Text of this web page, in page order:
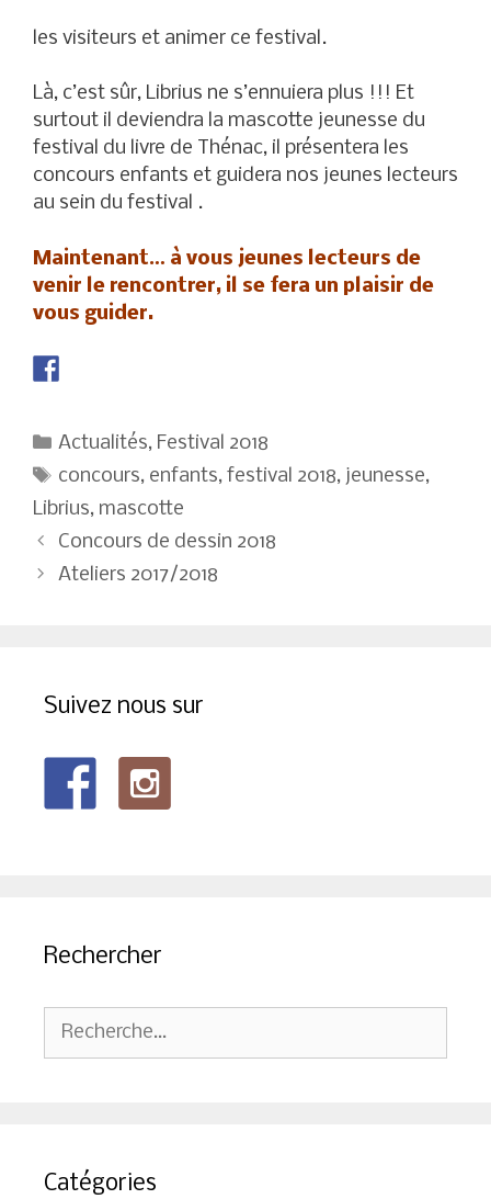
les visiteurs et animer ce festival.
Là, c’est sûr, Librius ne s’ennuiera plus !!! Et
surtout il deviendra la mascotte jeunesse du
festival du livre de Thénac, il présentera les
concours enfants et guidera nos jeunes lecteurs
au sein du festival .
Maintenant… à vous jeunes lecteurs de
venir le rencontrer, il se fera un plaisir de
vous guider.
Catégories
Actualités, Festival 2018
Étiquettes
concours, enfants,festival 2018, jeunesse,
Librius, mascotte
Navigation
des
Concours de dessin 2018
Ateliers 2017/2018
Suivez nous sur
Rechercher
Rechercher :
Catégories